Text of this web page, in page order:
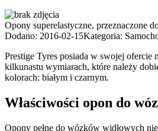
Opony superelastyczne, przeznaczone
Dodano: 2016-02-15Kategoria:
Prestige Tyres posiada w swojej
kilkunastu wymiarach, które należy
kolorach: białym i czarnym.
Właściwości opon do
Opony pełne do wózków widłowych